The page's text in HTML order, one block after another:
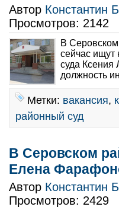
Автор Константин
Просмотров: 2142
В
сейчас ищут
суда Ксения
должность
Метки: вакансия,
районный суд
В Серовском
Елена
Автор Константин
Просмотров: 2429